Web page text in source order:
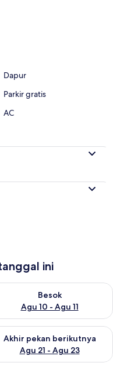
Dapur
Parkir gratis
AC
ini
Agu 9 - Agu 10
Besok
Agu 10 - Agu 11
ketersediaan untuk
ini Agu 14 - Agu 16
Akhir pekan berikutnya
Agu 21 - Agu 23
ketersediaan untuk